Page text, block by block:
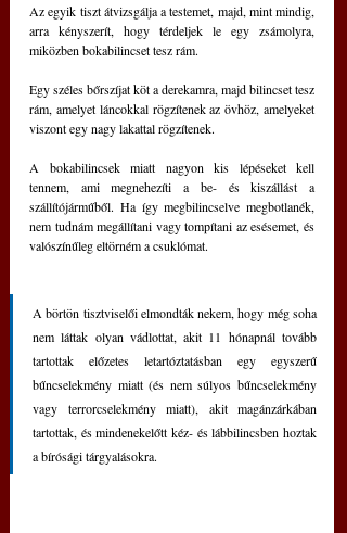
Az egyik tiszt átvizsgálja a testemet, majd, mint mindig,
arra kényszerít, hogy térdeljek le egy zsámolyra,
miközben bokabilincset tesz rám.
Egy széles bőrszíjat köt a derekamra, majd bilincset tesz
rám, amelyet láncokkal rögzítenek az övhöz, amelyeket
viszont egy nagy lakattal rögzítenek.
A bokabilincsek miatt nagyon kis lépéseket kell
tennem, ami megnehezíti a be- és kiszállást a
szállítójárműből. Ha így megbilincselve megbotlanék,
nem tudnám megállítani vagy tompítani az esésemet, és
valószínűleg eltörném a csuklómat.
A börtön tisztviselői elmondták nekem, hogy még soha
nem láttak olyan vádlottat, akit 11 hónapnál tovább
tartottak előzetes letartóztatásban egy egyszerű
bűncselekmény miatt (és nem súlyos bűncselekmény
vagy terrorcselekmény miatt), akit magánzárkában
tartottak, és mindenekelőtt kéz- és lábbilincsben hoztak
a bírósági tárgyalásokra.